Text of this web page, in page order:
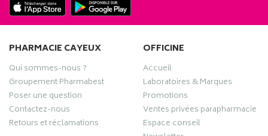
PHARMACIE CAYEUX
Qui sommes-nous ?
Groupement Pharmabest
Poser une question
Contactez-nous
Retours et réclamations
OFFICINE
Accueil
Laboratoires & Marques
Promotions
Ventes privées parapharmacie
Espace conseil